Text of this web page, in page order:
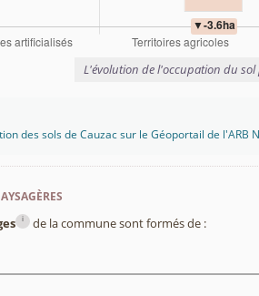
L'évolution de l'occupation du sol
des sols de Cauzac sur le Géoportail de l'ARB
i de la commune sont formés de :